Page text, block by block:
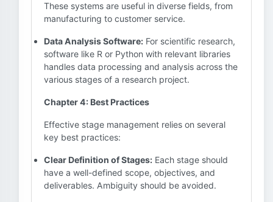
These systems are useful in diverse fields, from
manufacturing to customer service.
Data Analysis Software: For scientific research,
software like R or Python with relevant libraries
handles data processing and analysis across the
various stages of a research project.
Chapter 4: Best Practices
Effective stage management relies on several
key best practices:
Clear Definition of Stages: Each stage should
have a well-defined scope, objectives, and
deliverables. Ambiguity should be avoided.